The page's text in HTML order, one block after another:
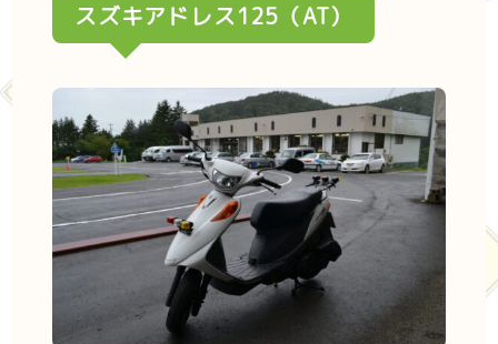
スズキアドレス125（AT）